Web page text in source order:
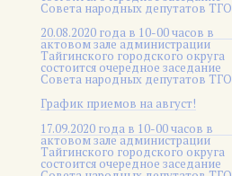
Совета народных депутатов ТГО
20.08.2020 года в 10-00 часов в
актовом зале администрации
Тайгинского городского округа
состоится очередное заседание
Совета народных депутатов ТГО
График приемов на август!
17.09.2020 года в 10-00 часов в
актовом зале администрации
Тайгинского городского округа
состоится очередное заседание